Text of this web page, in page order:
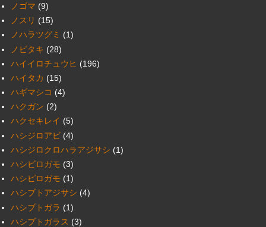
ノゴマ (9)
ノスリ (15)
ノハラツグミ (1)
ノビタキ (28)
ハイイロチュウヒ (196)
ハイタカ (15)
ハギマシコ (4)
ハクガン (2)
ハクセキレイ (5)
ハシジロアビ (4)
ハシジロクロハラアジサシ (1)
ハシビロガモ (3)
ハシピロガモ (1)
ハシブトアジサシ (4)
ハシブトガラ (1)
ハシブトガラス (3)